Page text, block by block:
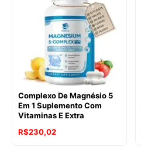
Complexo De Magnésio 5
Em 1 Suplemento Com
Vitaminas E Extra
R$230,02